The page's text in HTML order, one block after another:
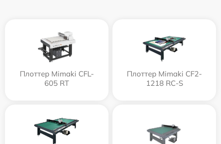
Плоттер Mimaki CFL-
605 RT
Плоттер Mimaki CF2-
1218 RC-S